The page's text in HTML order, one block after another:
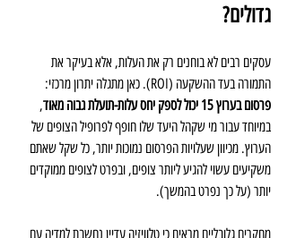
גדולים?
עסקים רבים לא בוחנים רק את העלות, אלא בעיקר את
התמורה בעד ההשקעה (ROI). כאן מתגלה יתרון מרכזי:
פרסום בערוץ 15 יכול לספק יחס עלות-תועלת גבוה מאוד
,
במיוחד עבור מי שקהל היעד שלו חופף לפרופיל הצופים של
הערוץ. מכיוון שעלויות הפרסום נמוכות יותר, כל שקל שאתם
משקיעים עשוי להגיע ליותר צופים, ובפרט לצופים ממוקדים
יותר (על כך נפרט בהמשך).
מחקרים גלובליים מראים כי טלוויזיה עדיין נחשבת למדיה עם